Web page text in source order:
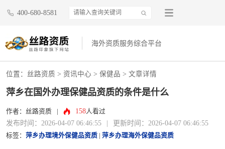
400-680-8581
海外资质服务综合平台
位置： 丝路资质 > 资讯中心 > 保健品 > 文章详情
萍乡在国外办理保健品资质的条件是什么
作者：丝路资质 158人看过
发布时间：2026-04-07 06:46:55 更新时间：2026-04-07 06:46:55
标签： 萍乡办理境外保健品资质 萍乡办理海外保健品资质